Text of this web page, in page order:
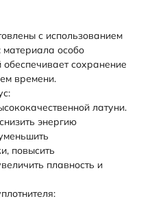
с использованием
особо
сохранение
времени.
латуни.
энергию
повысить
плавность и